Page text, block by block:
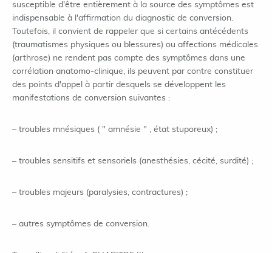
susceptible d'être entièrement à la source des symptômes est
indispensable à l'affirmation du diagnostic de conversion.
Toutefois, il convient de rappeler que si certains antécédents
(traumatismes physiques ou blessures) ou affections médicales
(arthrose) ne rendent pas compte des symptômes dans une
corrélation anatomo-clinique, ils peuvent par contre constituer
des points d'appel à partir desquels se développent les
manifestations de conversion suivantes :
– troubles mnésiques ( " amnésie " , état stuporeux) ;
– troubles sensitifs et sensoriels (anesthésies, cécité, surdité) ;
– troubles majeurs (paralysies, contractures) ;
– autres symptômes de conversion.